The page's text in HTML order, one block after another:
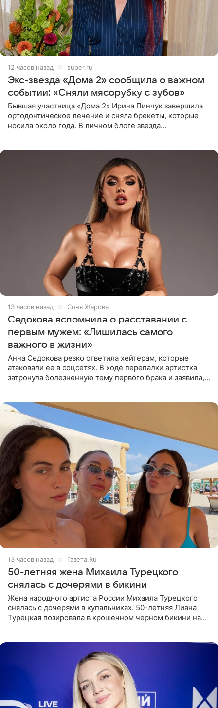
12 часов назад super.ru
Экс-звезда «Дома 2» сообщила о важном
событии: «Сняли мясорубку с зубов»
Бывшая участница «Дома 2» Ирина Пинчук завершила
ортодонтическое лечение и сняла брекеты, которые
носила около года. В личном блоге звезда
13 часов назад Соня Жарова
Седокова вспомнила о расставании с
первым мужем: «Лишилась самого
важного в жизни»
Анна Седокова резко ответила хейтерам, которые
атаковали ее в соцсетях. В ходе перепалки артистка
затронула болезненную тему первого брака и заявила,
13 часов назад Газета.Ru
50-летняя жена Михаила Турецкого
снялась с дочерями в бикини
Жена народного артиста России Михаила Турецкого
снялась с дочерями в купальниках. 50-летняя Лиана
Турецкая позировала в крошечном черном бикини на